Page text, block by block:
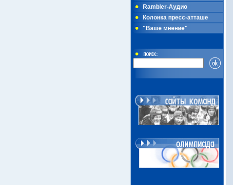
Rambler-Аудио
Колонка пресс-атташе
"Ваше мнение"